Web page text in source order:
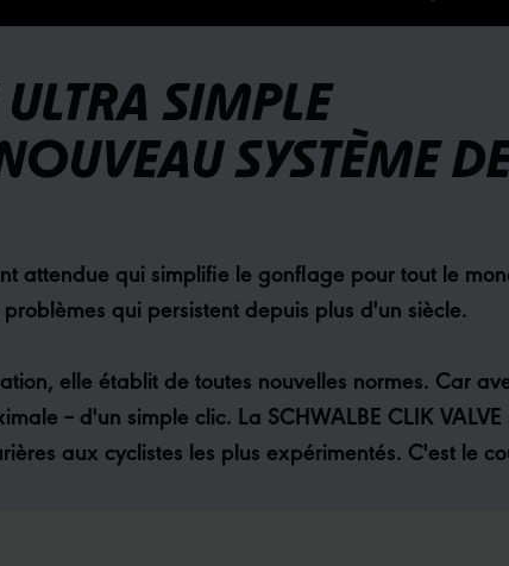
SIMPLE
SYSTÈME
attendue qui simplifie le gonflage pour tout le
qui persistent depuis plus d'un siècle.
elle établit de toutes nouvelles normes. Car
– d'un simple clic. La SCHWALBE CLIK
aux cyclistes les plus expérimentés. C'est le